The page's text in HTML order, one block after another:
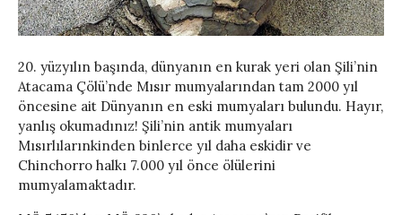
20. yüzyılın başında, dünyanın en kurak yeri olan Şili’nin
Atacama Çölü’nde Mısır mumyalarından tam 2000 yıl
öncesine ait Dünyanın en eski mumyaları bulundu. Hayır,
yanlış okumadınız! Şili’nin antik mumyaları
Mısırlılarınkinden binlerce yıl daha eskidir ve
Chinchorro halkı 7.000 yıl önce ölülerini
mumyalamaktadır.